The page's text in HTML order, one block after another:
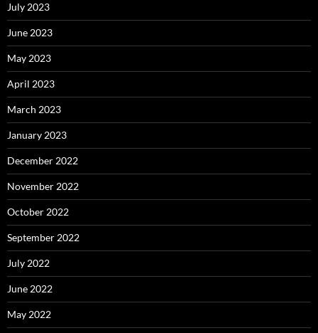
July 2023
June 2023
May 2023
April 2023
March 2023
January 2023
December 2022
November 2022
October 2022
September 2022
July 2022
June 2022
May 2022